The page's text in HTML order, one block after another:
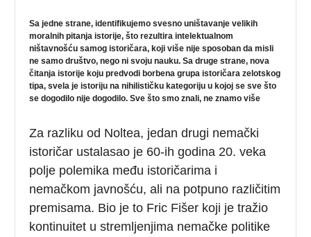
Sa jedne strane, identifikujemo svesno uništavanje velikih
moralnih pitanja istorije, što rezultira intelektualnom
ništavnošću samog istoričara, koji više nije sposoban da misli
ne samo društvo, nego ni svoju nauku. Sa druge strane, nova
čitanja istorije koju predvodi borbena grupa istoričara zelotskog
tipa, svela je istoriju na nihilističku kategoriju u kojoj se sve što
se dogodilo nije dogodilo. Sve što smo znali, ne znamo više
Za razliku od Noltea, jedan drugi nemački
istoričar ustalasao je 60-ih godina 20. veka
polje polemika među istoričarima i
nemačkom javnošću, ali na potpuno različitim
premisama. Bio je to Fric Fišer koji je tražio
kontinuitet u stremljenjima nemačke politike